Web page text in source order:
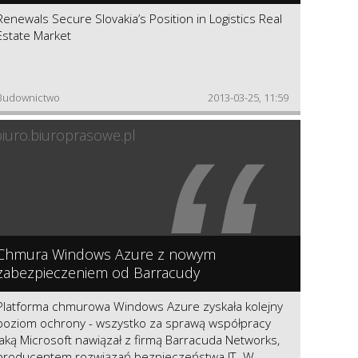
Secure Slovakia’s Position in Logistics Real
Market
2013-03-25, 11:59
“
Windows Azure z nowym
od Barracudy
chmurowa Windows Azure zyskała kolejny
ochrony - wszystko za sprawą współpracy
Microsoft nawiązał z firmą Barracuda Networks,